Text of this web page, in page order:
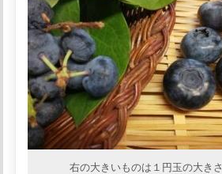
右の大きいものは１円玉の大きさ